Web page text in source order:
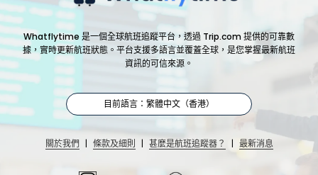
Whatflytime 是一個全球航班追蹤平台，透過 Trip.com 提供的可靠數
據，實時更新航班狀態。平台支援多語言並覆蓋全球，是您掌握最新航班
資訊的可信來源。
目前語言：繁體中文（香港）
關於我們 | 條款及細則 | 甚麼是航班追蹤器？ | 最新消息